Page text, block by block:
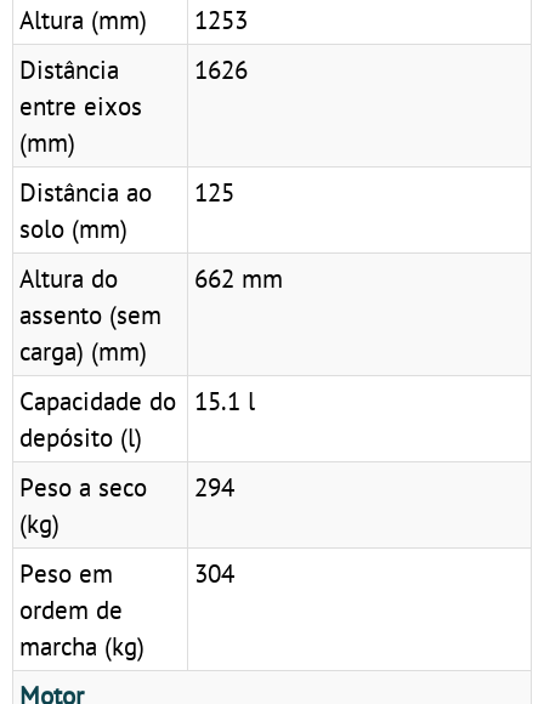
Altura (mm)
1253
Distância
entre eixos
(mm)
1626
Distância ao
solo (mm)
125
Altura do
assento (sem
carga) (mm)
662 mm
Capacidade do
depósito (l)
15.1 l
Peso a seco
(kg)
294
Peso em
ordem de
marcha (kg)
304
Motor